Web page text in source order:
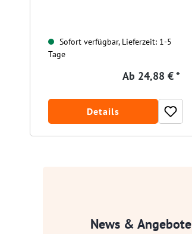
Sofort verfügbar, Lieferzeit: 1-5
Tage
Ab 24,88 € *
Details
News & Angebote